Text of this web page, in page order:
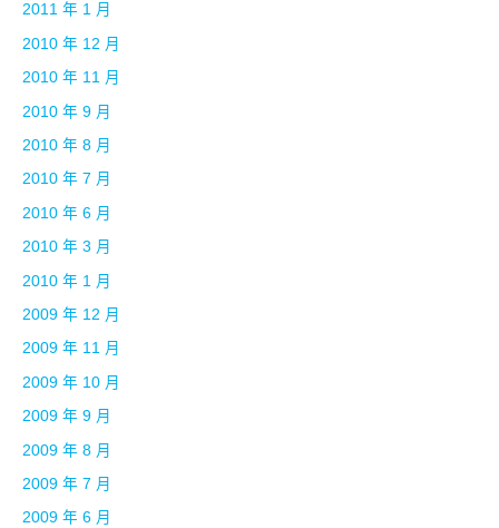
2011 年 1 月
2010 年 12 月
2010 年 11 月
2010 年 9 月
2010 年 8 月
2010 年 7 月
2010 年 6 月
2010 年 3 月
2010 年 1 月
2009 年 12 月
2009 年 11 月
2009 年 10 月
2009 年 9 月
2009 年 8 月
2009 年 7 月
2009 年 6 月